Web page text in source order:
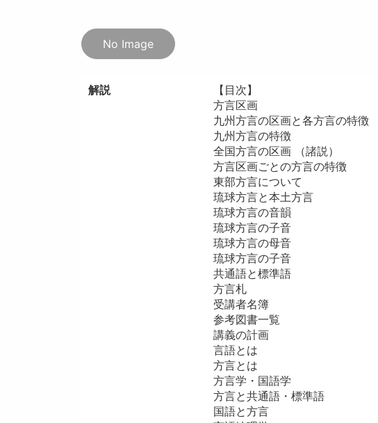
No Image
解説
【目次】
方言区画
九州方言の区画と各方言の特徴
九州方言の特徴
全国方言の区画 （諸説）
方言区画ごとの方言の特徴
東部方言について
琉球方言と本土方言
琉球方言の音韻
琉球方言の子音
琉球方言の母音
琉球方言の子音
共通語と標準語
方言札
受講者名簿
参考図書一覧
講義の計画
言語とは
方言とは
方言学・国語学
方言と共通語・標準語
国語と方言